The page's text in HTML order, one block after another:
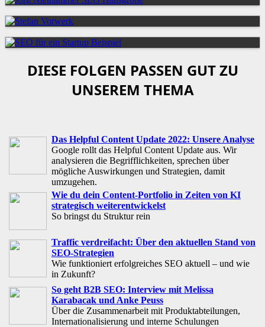
DIESE FOLGEN PASSEN GUT ZU
UNSEREM THEMA
Das Helpful Content Update 2022: Unsere Analyse
Google rollt das Helpful Content Update aus. Wir
analysieren die Begrifflichkeiten, sprechen über
mögliche Auswirkungen und Strategien, damit
umzugehen.
Wie du dein Content-Portfolio in Zeiten von KI
strategisch weiterentwickelst
So bringst du Struktur rein
Traffic verdreifacht: Über den aktuellen Stand von
SEO-Strategien
Wie funktioniert erfolgreiches SEO aktuell – und wie
in Zukunft?
So geht B2B SEO: Interview mit Melissa
Karabacak und Anke Peuss
Über die Zusammenarbeit mit Produktabteilungen,
Internationalisierung und interne Schulungen